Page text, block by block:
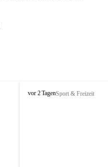
S
vor 2 TagenSport & Freizeit